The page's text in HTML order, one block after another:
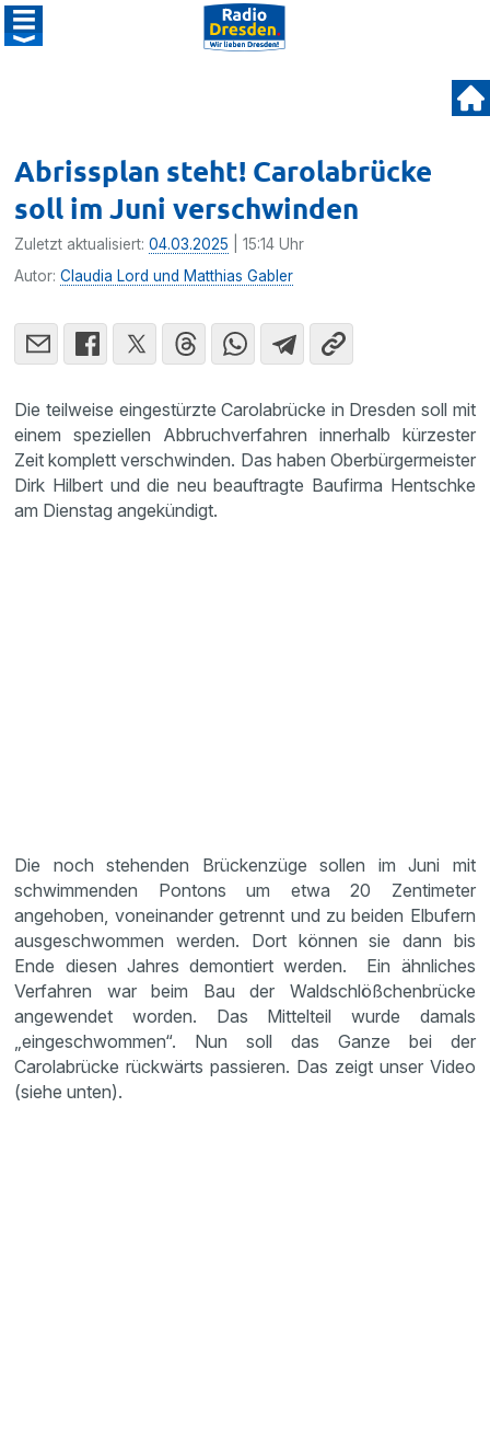
Abrissplan steht! Carolabrücke
soll im Juni verschwinden
Zuletzt aktualisiert:04.03.2025 | 15:14 Uhr
Autor:Claudia Lord und Matthias Gabler
Die teilweise eingestürzte Carolabrücke in Dresden soll mit
einem speziellen Abbruchverfahren innerhalb kürzester
Zeit komplett verschwinden. Das haben Oberbürgermeister
Dirk Hilbert und die neu beauftragte Baufirma Hentschke
am Dienstag angekündigt.
Die noch stehenden Brückenzüge sollen im Juni mit
schwimmenden Pontons um etwa 20 Zentimeter
angehoben, voneinander getrennt und zu beiden Elbufern
ausgeschwommen werden. Dort können sie dann bis
Ende diesen Jahres demontiert werden. Ein ähnliches
Verfahren war beim Bau der Waldschlößchenbrücke
angewendet worden. Das Mittelteil wurde damals
„eingeschwommen“. Nun soll das Ganze bei der
Carolabrücke rückwärts passieren. Das zeigt unser Video
(siehe unten).